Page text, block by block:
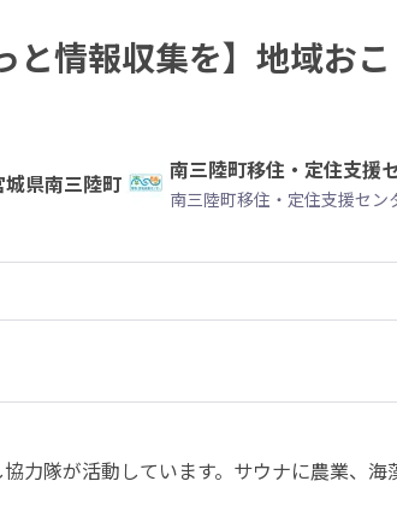
と情報収集を】地域お
城県南三陸町 南三陸町移住・定住支援
南三陸町移住・定住支援セン
力隊が活動しています。サウナに農業、